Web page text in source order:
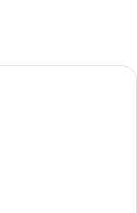
or annex building)